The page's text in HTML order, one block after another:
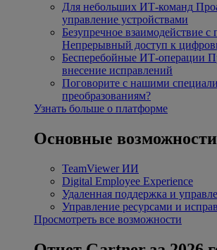
Для небольших ИТ-команд
управление устройствами
Безупречное взаимодействие с
Непрерывный доступ к
Бесперебойные ИТ-операции
внесение исправлений
Поговорите с нашими
преобразованиям?
Узнать больше о платформе
Основные возможности
TeamViewer ИИ
Digital Employee Experience
Удаленная поддержка и
Управление ресурсами и
Просмотреть все возможности